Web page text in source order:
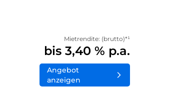
Mietrendite: (brutto)*¹
bis 3,40 % p.a.
Angebot
anzeigen